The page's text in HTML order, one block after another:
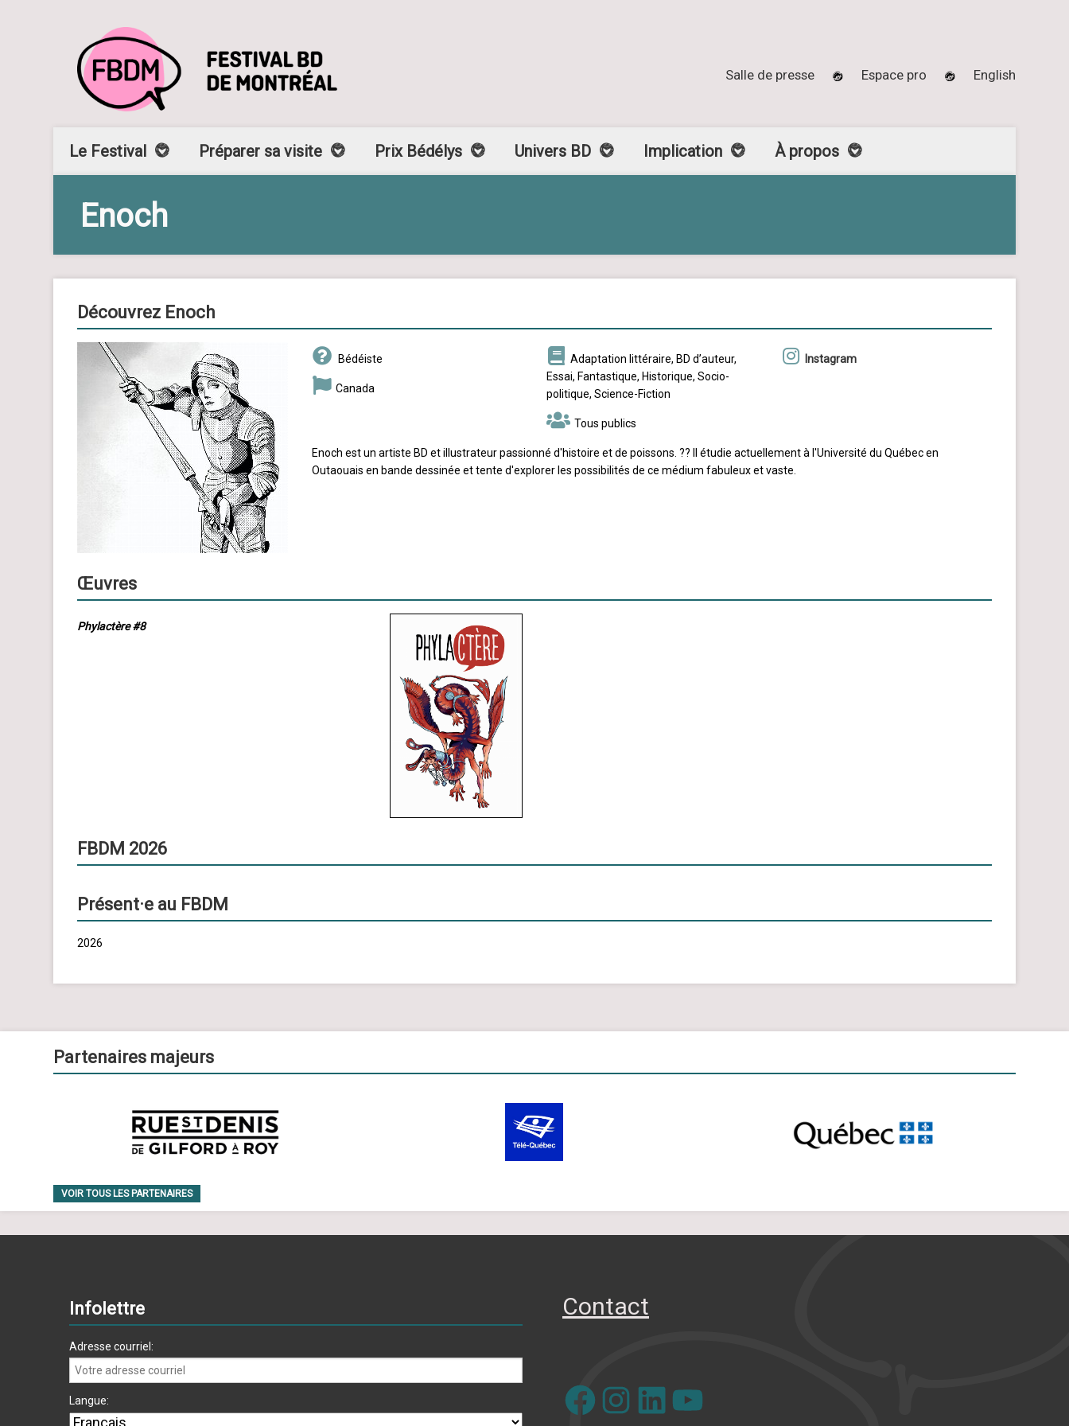
Salle de presse Espace pro English
Le Festival Préparer sa visite Prix Bédélys Univers BD Implication À propos
Enoch
Découvrez Enoch
Bédéiste
Canada
Adaptation littéraire, BD d’auteur,
Essai, Fantastique, Historique, Socio-
politique, Science-Fiction
Tous publics
Instagram
Enoch est un artiste BD et illustrateur passionné d'histoire et de poissons. ?? Il étudie actuellement à l'Université du Québec en
Outaouais en bande dessinée et tente d'explorer les possibilités de ce médium fabuleux et vaste.
Œuvres
Phylactère #8
FBDM 2026
Présent·e au FBDM
2026
Partenaires majeurs
VOIR TOUS LES PARTENAIRES
Infolettre
Adresse courriel:
Langue:
Contact
FacebookInstagramLinkedIn YouTube